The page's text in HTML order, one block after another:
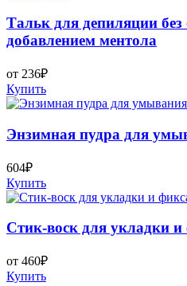
Тальк для депиляции
добавлением ментола
от 236₽
Купить
Энзимная пудра для
604₽
Купить
Стик-воск для укладки
от 460₽
Купить